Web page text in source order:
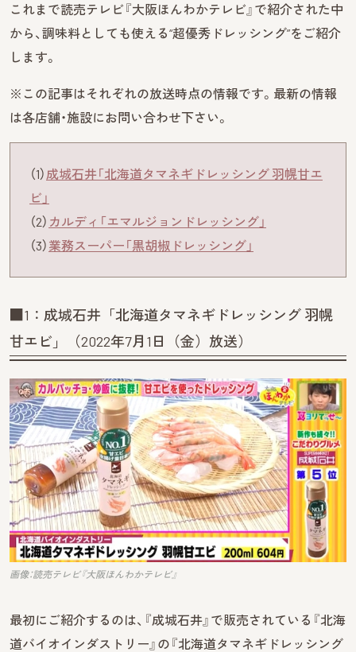
これまで読売テレビ『大阪ほんわかテレビ』で紹介された中
から、調味料としても使える“超優秀ドレッシング”をご紹介
します。
※この記事はそれぞれの放送時点の情報です。最新の情報
は各店舗・施設にお問い合わせ下さい。
（1） 成城石井「北海道タマネギドレッシング 羽幌甘エ
ビ」
（2） カルディ「エマルジョンドレッシング」
（3） 業務スーパー「黒胡椒ドレッシング」
■1：成城石井「北海道タマネギドレッシング 羽幌
甘エビ」（2022年7月1日（金）放送）
画像：読売テレビ『大阪ほんわかテレビ』
最初にご紹介するのは、『成城石井』で販売されている『北海
道バイオインダストリー』の『北海道タマネギドレッシング